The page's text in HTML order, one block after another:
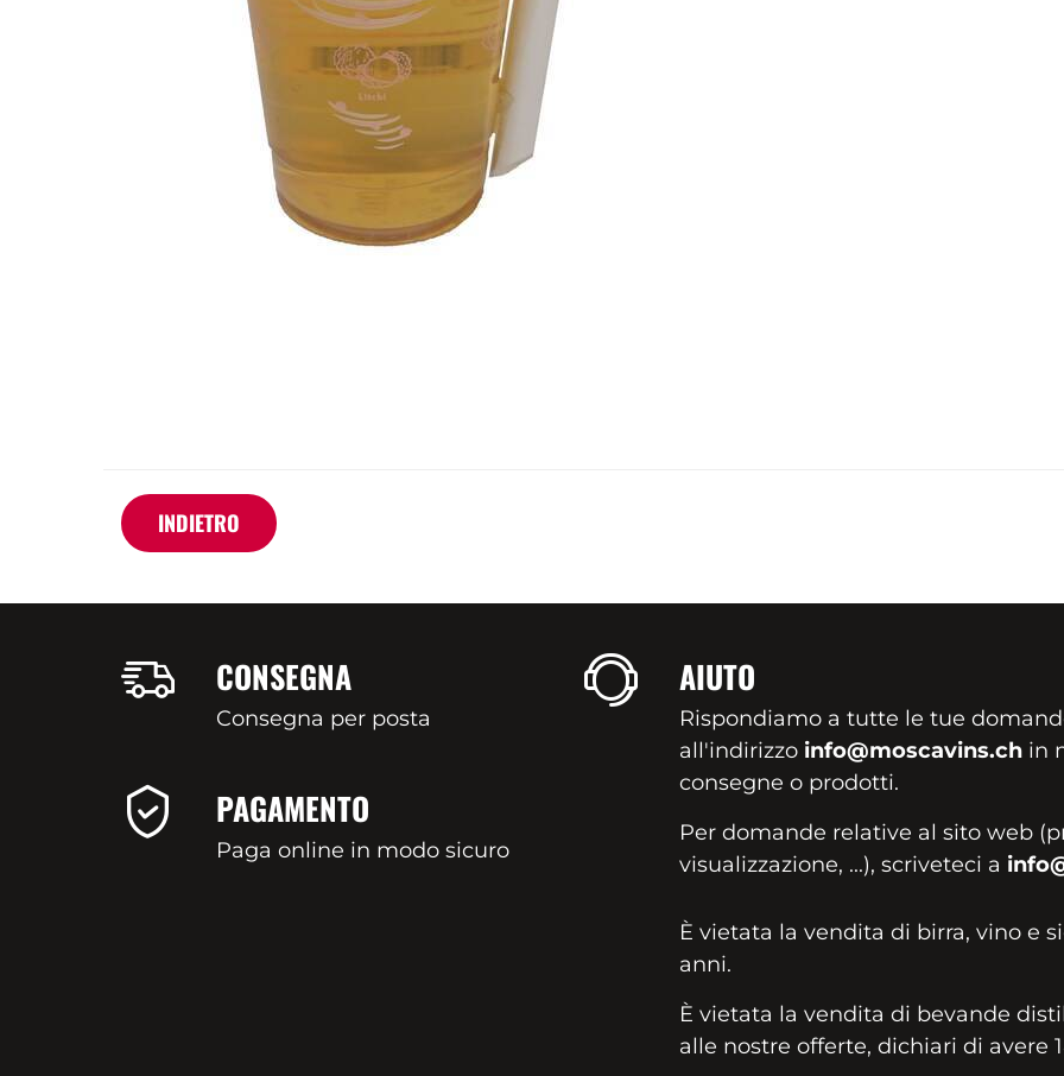
INDIETRO
CONSEGNA
Consegna per posta
PAGAMENTO
Paga online in modo sicuro
AIUTO
Rispondiamo a tutte le tue
all'indirizzo info@moscavins.ch in
consegne o prodotti.
Per domande relative al sito web
visualizzazione, ...), scriveteci a
È vietata la vendita di birra, vino e
anni.
È vietata la vendita di bevande
alle nostre offerte, dichiari di avere